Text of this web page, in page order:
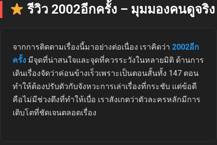
รีวิว 2002อีกครั้ง – มุมมองคนดูจริง
จากการติดตามเรื่องนี้มาอย่างต่อเนื่อง เราคิดว่า 2002อีก
ครั้ง มีจุดที่น่าสนใจและจุดที่ควรระวังในหลายมิติ ด้านการ
เดินเรื่องจัดว่าค่อนข้างเร็วเพราะเป็นตอนสั้นทั้ง 147 ตอน
ทำให้ต้องปรับตัวกับจังหวะการเล่าเรื่องที่กระชับ แต่ข้อดี
คือไม่มีช่วงตึงที่ทำให้เบื่อ เราสังเกตว่าตัวละครหลักมีการ
เติบโตที่ชัดเจนตลอดเรื่อง